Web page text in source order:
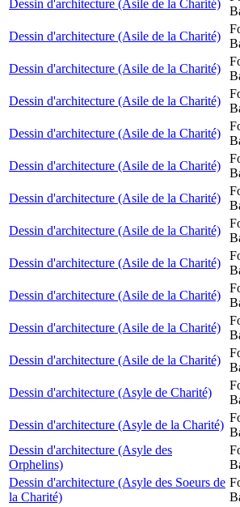
Dessin d'architecture (Asile de la Charité)
Dessin d'architecture (Asile de la Charité)
Dessin d'architecture (Asile de la Charité)
Dessin d'architecture (Asile de la Charité)
Dessin d'architecture (Asile de la Charité)
Dessin d'architecture (Asile de la Charité)
Dessin d'architecture (Asile de la Charité)
Dessin d'architecture (Asile de la Charité)
Dessin d'architecture (Asile de la Charité)
Dessin d'architecture (Asile de la Charité)
Dessin d'architecture (Asile de la Charité)
Dessin d'architecture (Asile de la Charité)
Dessin d'architecture (Asyle de Charité)
Dessin d'architecture (Asyle de la Charité)
Dessin d'architecture (Asyle des
Orphelins)
Dessin d'architecture (Asyle des Soeurs de
la Charité)